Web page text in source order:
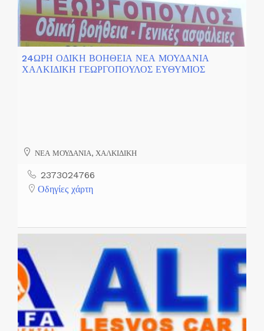
24ΩΡΗ ΟΔΙΚΗ ΒΟΗΘΕΙΑ ΝΕΑ ΜΟΥΔΑΝΙΑ
ΧΑΛΚΙΔΙΚΗ ΓΕΩΡΓΟΠΟΥΛΟΣ ΕΥΘΥΜΙΟΣ
ΝΕΑ ΜΟΥΔΑΝΙΑ, ΧΑΛΚΙΔΙΚΗ
2373024766
Οδηγίες χάρτη